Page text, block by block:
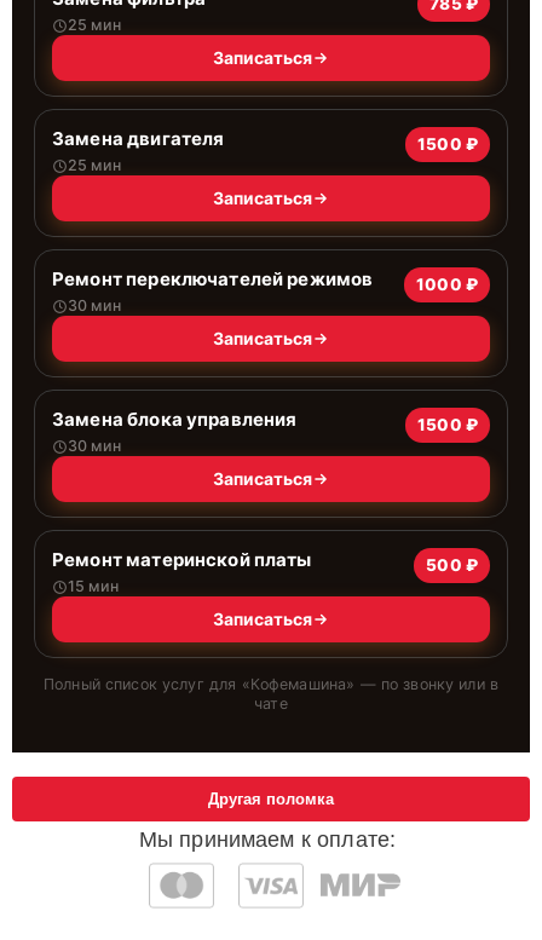
25 мин
Записаться
Замена двигателя
25 мин
1500 ₽
Записаться
Ремонт переключателей режимов
30 мин
1000 ₽
Записаться
Замена блока управления
30 мин
1500 ₽
Записаться
Ремонт материнской платы
15 мин
500 ₽
Записаться
Полный список услуг для «Кофемашина» — по звонку или в
чате
Мы принимаем к оплате:
Другая поломка